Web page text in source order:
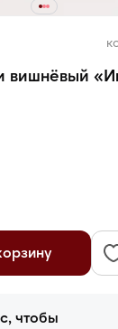
вишнёвый
чтобы